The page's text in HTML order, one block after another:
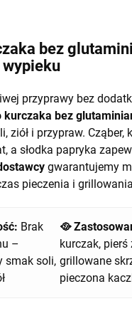
bez
przyprawy bez
kurczaka bez
ziół i przypraw.
a słodka papryka
gwarantujemy
pieczenia i
Brak
–
smak soli,
🥘
kurczak, pierś
grillowane
pieczona